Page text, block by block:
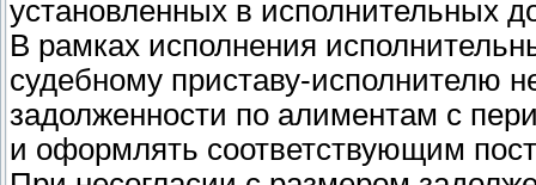
установленных в исполнительных
В рамках исполнения
судебному приставу-исполнителю
задолженности по алиментам с
и оформлять соответствующим